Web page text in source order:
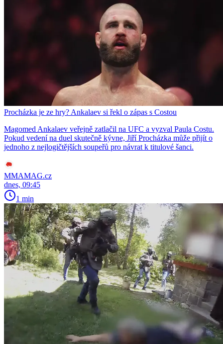
Procházka je ze hry? Ankalaev si řekl o zápas s Costou
Magomed Ankalaev veřejně zatlačil na UFC a vyzval Paula Costu.
Pokud vedení na duel skutečně kývne, Jiří Procházka může přijít o
jednoho z nejlogičtějších soupeřů pro návrat k titulové šanci.
MMAMAG.cz
dnes, 09:45
1 min